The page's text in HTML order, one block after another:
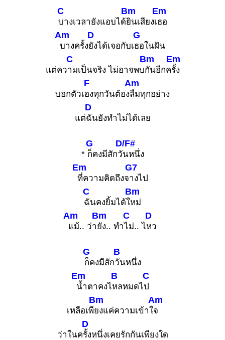
C
บางเวลายังแอบได้
Bm
ยินเสียงเ
Em
ธอ
Am
บางครั้ง
D
ยังได้เจอกับเ
G
ธอในฝัน
แต่คว
C
ามเป็นจริง ไม่อาจพบ
Bm
กันอีกค
Em
รั้ง
บอกตัวเ
F
องทุกวันต้อง
Am
ลืมทุกอย่าง
แต่
D
ฉันยังทำไม่ได้เลย
*
G
ก็คงมีสักวั
D/F#
นหนึ่ง
Em
ที่ความคิดถึงจ
G7
างไป
C
ฉันคงยิ้มได้ใ
Bm
หม่
Am
แม้.. ว่า
Bm
ยัง.. ทำ
C
ไม่.. ไ
D
หว
G
ก็คงมีสัก
B
วันหนึ่ง
Em
น้ำตาคงไ
B
หลหมดไ
C
ป
เหลือเพี
Bm
ยงแค่ความเข้าใ
Am
จ
ว่าในค
D
รั้งหนึ่งเคยรักกันเพียงใด